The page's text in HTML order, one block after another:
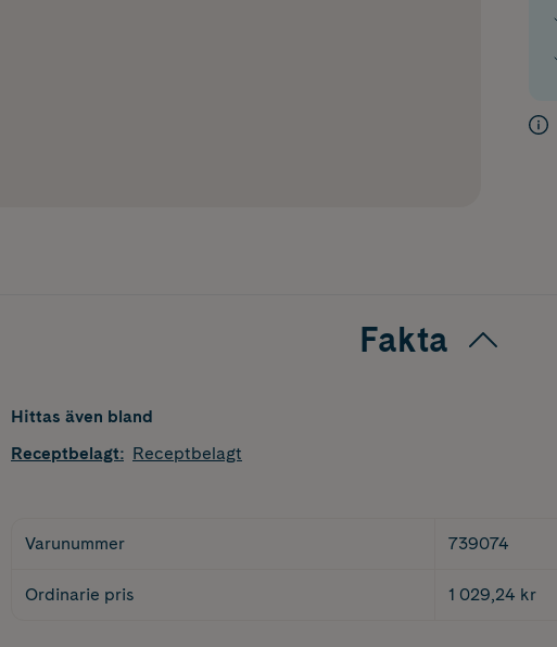
Fakta
Hittas även bland
Receptbelagt: Receptbelagt
Varunummer 739074
Ordinarie pris 1 029,24 kr